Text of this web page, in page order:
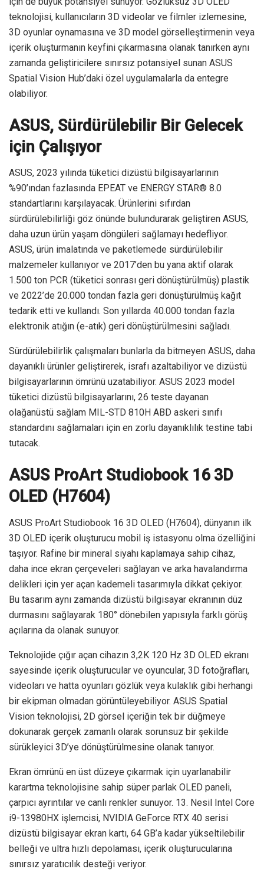
teknolojisi, kullanıcıların 3D videolar ve filmler izlemesine,
3D oyunlar oynamasına ve 3D model görselleştirmenin veya
içerik oluşturmanın keyfini çıkarmasına olanak tanırken aynı
zamanda geliştiricilere sınırsız potansiyel sunan ASUS
Spatial Vision Hub’daki özel uygulamalarla da entegre
olabiliyor.
ASUS, Sürdürülebilir Bir Gelecek
için Çalışıyor
ASUS, 2023 yılında tüketici dizüstü bilgisayarlarının
%90’ından fazlasında EPEAT ve ENERGY STAR® 8.0
standartlarını karşılayacak. Ürünlerini sıfırdan
sürdürülebilirliği göz önünde bulundurarak geliştiren ASUS,
daha uzun ürün yaşam döngüleri sağlamayı hedefliyor.
ASUS, ürün imalatında ve paketlemede sürdürülebilir
malzemeler kullanıyor ve 2017’den bu yana aktif olarak
1.500 ton PCR (tüketici sonrası geri dönüştürülmüş) plastik
ve 2022’de 20.000 tondan fazla geri dönüştürülmüş kağıt
tedarik etti ve kullandı. Son yıllarda 40.000 tondan fazla
elektronik atığın (e-atık) geri dönüştürülmesini sağladı.
Sürdürülebilirlik çalışmaları bunlarla da bitmeyen ASUS, daha
dayanıklı ürünler geliştirerek, israfı azaltabiliyor ve dizüstü
bilgisayarlarının ömrünü uzatabiliyor. ASUS 2023 model
tüketici dizüstü bilgisayarlarını, 26 teste dayanan
olağanüstü sağlam MIL-STD 810H ABD askeri sınıfı
standardını sağlamaları için en zorlu dayanıklılık testine tabi
tutacak.
ASUS ProArt Studiobook 16 3D
OLED (H7604)
ASUS ProArt Studiobook 16 3D OLED (H7604), dünyanın ilk
3D OLED içerik oluşturucu mobil iş istasyonu olma özelliğini
taşıyor. Rafine bir mineral siyahı kaplamaya sahip cihaz,
daha ince ekran çerçeveleri sağlayan ve arka havalandırma
delikleri için yer açan kademeli tasarımıyla dikkat çekiyor.
Bu tasarım aynı zamanda dizüstü bilgisayar ekranının düz
durmasını sağlayarak 180° dönebilen yapısıyla farklı görüş
açılarına da olanak sunuyor.
Teknolojide çığır açan cihazın 3,2K 120 Hz 3D OLED ekranı
sayesinde içerik oluşturucular ve oyuncular, 3D fotoğrafları,
videoları ve hatta oyunları gözlük veya kulaklık gibi herhangi
bir ekipman olmadan görüntüleyebiliyor. ASUS Spatial
Vision teknolojisi, 2D görsel içeriğin tek bir düğmeye
dokunarak gerçek zamanlı olarak sorunsuz bir şekilde
sürükleyici 3D’ye dönüştürülmesine olanak tanıyor.
Ekran ömrünü en üst düzeye çıkarmak için uyarlanabilir
karartma teknolojisine sahip süper parlak OLED paneli,
çarpıcı ayrıntılar ve canlı renkler sunuyor. 13. Nesil Intel Core
i9-13980HX işlemcisi, NVIDIA GeForce RTX 40 serisi
dizüstü bilgisayar ekran kartı, 64 GB’a kadar yükseltilebilir
belleği ve ultra hızlı depolaması, içerik oluşturucularına
sınırsız yaratıcılık desteği veriyor.